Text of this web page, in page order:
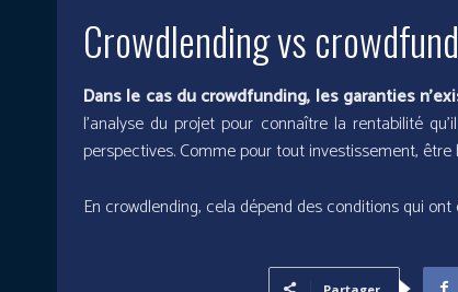
Crowdlending vs
Dans le cas du crowdfunding, les garanties
l’analyse du projet pour connaître la rentabilité
perspectives. Comme pour tout investissement,
En crowdlending, cela dépend des conditions qui
Partager